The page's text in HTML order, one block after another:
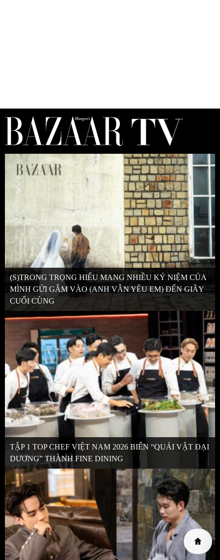
(S)TRONG TRỌNG HIẾU MANG NHIỀU KỶ NIỆM CỦA
MÌNH GỬI GẮM VÀO (ANH VẪN YÊU EM) ĐẾN GIÂY
CUỐI CÙNG
TẬP 1 TOP CHEF VIỆT NAM 2026 BIẾN “QUÁI VẬT ĐẠI
DƯƠNG” THÀNH FINE DINING